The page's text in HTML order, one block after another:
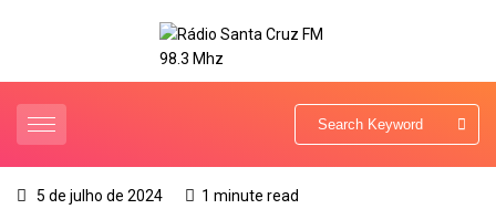
5 de julho de 2024 1 minute read